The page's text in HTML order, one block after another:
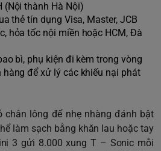
(Nội thành Hà Nội)
thẻ tín dụng Visa, Master, JCB
hỏa tốc nội miền hoặc HCM, Đà
bì, phụ kiện đi kèm trong vòng
hàng để xử lý các khiếu nại phát
chân lông để nhẹ nhàng đánh bật
làm sạch bằng khăn lau hoặc tay
3 gửi 8.000 xung T – Sonic mỗi